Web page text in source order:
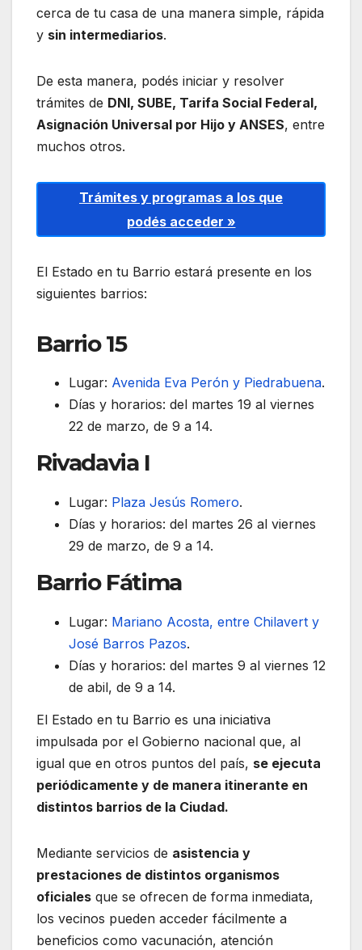
cerca de tu casa de una manera simple, rápida
y sin intermediarios.
De esta manera, podés iniciar y resolver
trámites de DNI, SUBE, Tarifa Social Federal,
Asignación Universal por Hijo y ANSES, entre
muchos otros.
Trámites y programas a los que
podés acceder »
El Estado en tu Barrio estará presente en los
siguientes barrios:
Barrio 15
Lugar: Avenida Eva Perón y Piedrabuena.
Días y horarios: del martes 19 al viernes
22 de marzo, de 9 a 14.
Rivadavia I
Lugar: Plaza Jesús Romero.
Días y horarios: del martes 26 al viernes
29 de marzo, de 9 a 14.
Barrio Fátima
Lugar: Mariano Acosta, entre Chilavert y
José Barros Pazos.
Días y horarios: del martes 9 al viernes 12
de abil, de 9 a 14.
El Estado en tu Barrio es una iniciativa
impulsada por el Gobierno nacional que, al
igual que en otros puntos del país, se ejecuta
periódicamente y de manera itinerante en
distintos barrios de la Ciudad.
Mediante servicios de asistencia y
prestaciones de distintos organismos
oficiales que se ofrecen de forma inmediata,
los vecinos pueden acceder fácilmente a
beneficios como vacunación, atención